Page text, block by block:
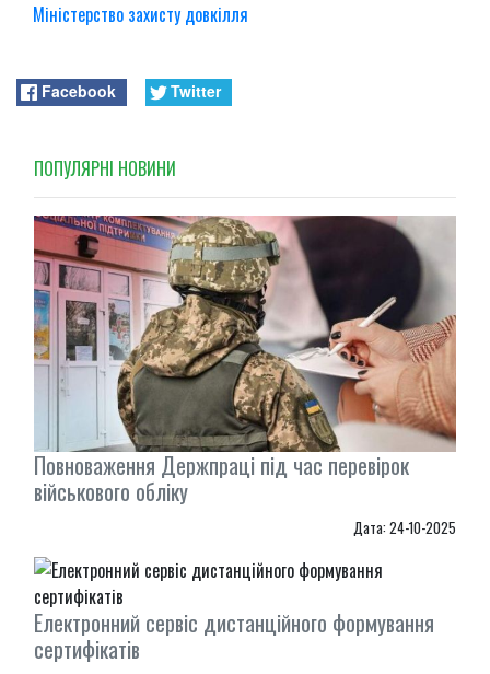
Міністерство захисту довкілля
Facebook Twitter
ПОПУЛЯРНI НОВИНИ
Повноваження Держпраці під час перевірок
військового обліку
Дата: 24-10-2025
Електронний сервіс дистанційного формування
сертифікатів